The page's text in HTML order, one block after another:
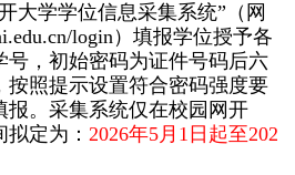
大学学位信息采集系统”（网
login）填报学位授予各
号，初始密码为证件号码后六
按照提示设置符合密码强度要
报。采集系统仅在校园网开
定为： 2026年5月 1 日起至202